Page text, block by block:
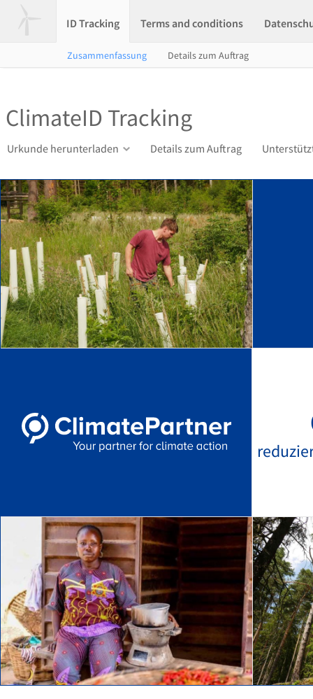
ID Tracking Terms and conditions
Zusammenfassung Details zum Auftrag
ClimateID Tracking
Urkunde herunterladen Details zum Auftrag